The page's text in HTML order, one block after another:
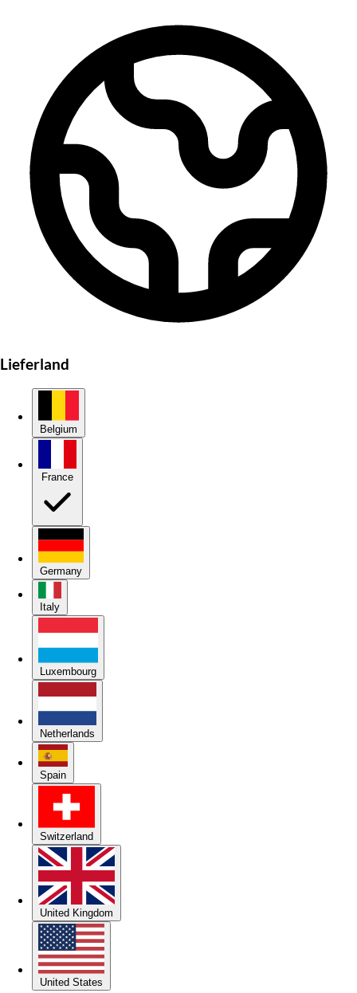
Lieferland
Belgium
Germany
Italy
Luxembourg
Netherlands
Spain
Switzerland
United Kingdom
United States